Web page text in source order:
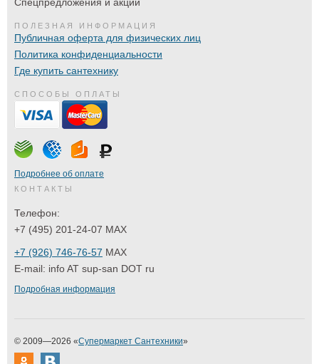
ПОЛЕЗНАЯ ИНФОРМАЦИЯ
Публичная оферта для физических лиц
Политика конфиденциальности
Где купить сантехнику
СПОСОБЫ ОПЛАТЫ
Подробнее об оплате
КОНТАКТЫ
Телефон:
+7 (495) 201-24-07 MAX
+7 (926) 746-76-57 MAX
E-mail: info AT sup-san DOT ru
Подробная информация
© 2009—2026 «Супермаркет Сантехники»